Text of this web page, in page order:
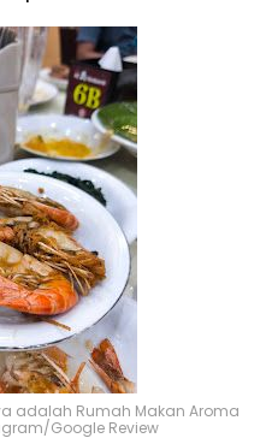
adalah Rumah Makan Aroma
Google Review